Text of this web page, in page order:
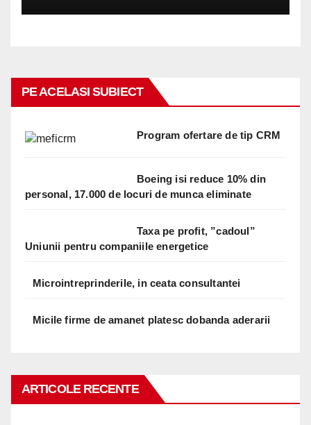
PE ACELASI SUBIECT
Program ofertare de tip CRM
Boeing isi reduce 10% din
personal, 17.000 de locuri de munca eliminate
Taxa pe profit, ”cadoul”
Uniunii pentru companiile energetice
Microintreprinderile, in ceata consultantei
Micile firme de amanet platesc dobanda aderarii
ARTICOLE RECENTE